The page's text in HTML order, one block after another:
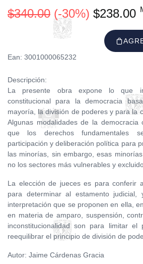
$340.00 (-30%) $238.00
Ean: 3001000065232
Descripción:
La presente obra expone lo que
constitucional para la democracia
mayoría, la división de poderes y para la
Algunas modalidades de la democracia
que los derechos fundamentales
participación y deliberación política para
las minorías, sin embargo, esas
no los sectores más vulnerables y
La elección de jueces es para conferir
para determinar al estamento
interpretación que se proponen en ella,
en materia de amparo, suspensión,
inconstitucionalidad son para limitar
reequilibrar el principio de división de
Autor: Jaime Cárdenas Gracia